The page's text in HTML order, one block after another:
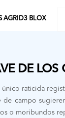
AGRID3 BLOX
DE LOS
raticida
campo
o moribundos